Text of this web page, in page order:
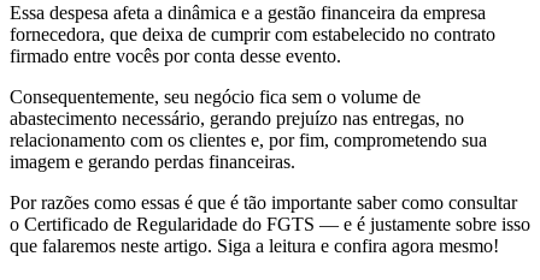
Essa despesa afeta a dinâmica e a gestão financeira da empresa
fornecedora, que deixa de cumprir com estabelecido no contrato
firmado entre vocês por conta desse evento.
Consequentemente, seu negócio fica sem o volume de
abastecimento necessário, gerando prejuízo nas entregas, no
relacionamento com os clientes e, por fim, comprometendo sua
imagem e gerando perdas financeiras.
Por razões como essas é que é tão importante saber como consultar
o Certificado de Regularidade do FGTS — e é justamente sobre isso
que falaremos neste artigo. Siga a leitura e confira agora mesmo!